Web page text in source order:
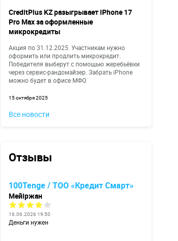
CreditPlus KZ разыгрывает iPhone 17
Pro Max за оформленные
микрокредиты
Акция по 31.12.2025. Участникам нужно
оформить или продлить микрокредит.
Победителя выберут с помощью жеребьёвки
через сервис-рандомайзер. Забрать iPhone
можно будет в офисе МФО.
15 октября 2025
Все новости
Отзывы
100Tenge / ТОО «Кредит Смарт»
Мейіржан
16.06.2026 19:50
Деньги нужен